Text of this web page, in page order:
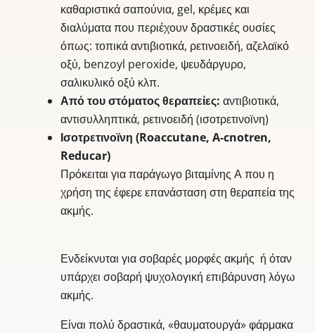
καθαριστικά σαπούνια, gel, κρέμες και
διαλύματα που περιέχουν δραστικές ουσίες
όπως: τοπικά αντιβιοτικά, ρετινοειδή, αζελαϊκό
οξύ, benzoyl peroxide, ψευδάργυρο,
σαλικυλικό οξύ κλπ.
Από του στόματος θεραπείες: αντιβιοτικά,
αντισυλληπτικά, ρετινοειδή (ισοτρετινοϊνη)
Ισοτρετινοϊνη (Roaccutane, A-cnotren,
Reducar)
Πρόκειται για παράγωγο βιταμίνης Α που η
χρήση της έφερε επανάσταση στη θεραπεία της
ακμής.
Ενδείκνυται για σοβαρές μορφές ακμής ή όταν
υπάρχει σοβαρή ψυχολογική επιβάρυνση λόγω
ακμής.
Είναι πολύ δραστικά, «θαυματουργά» φάρμακα